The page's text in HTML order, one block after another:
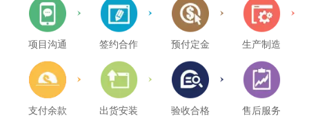
项目沟通 签约合作 预付定金 生产制造
支付余款 出货安装 验收合格 售后服务